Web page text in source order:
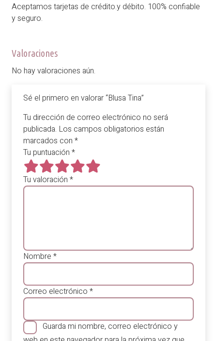
Aceptamos tarjetas de crédito.y débito. 100% confiable
y seguro.
Valoraciones
No hay valoraciones aún.
Sé el primero en valorar “Blusa Tina”
Tu dirección de correo electrónico no será
publicada. Los campos obligatorios están
marcados con *
Tu puntuación *
Tu valoración *
Nombre *
Correo electrónico *
Guarda mi nombre, correo electrónico y